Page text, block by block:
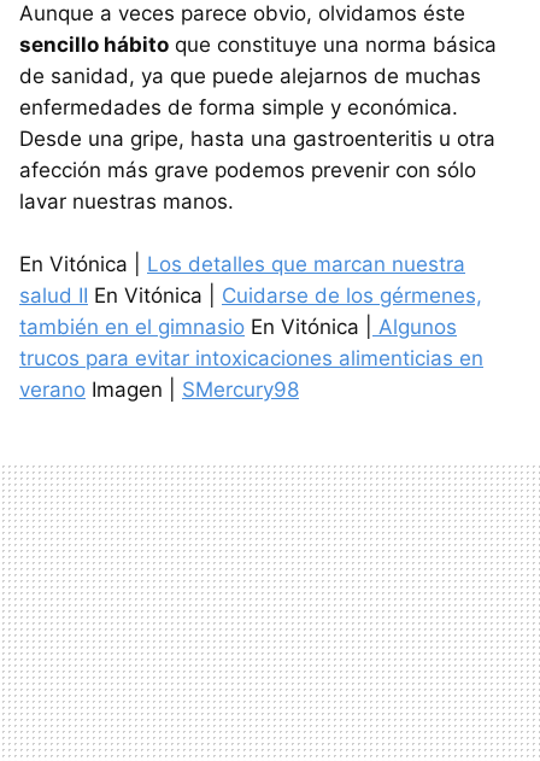
Aunque a veces parece obvio, olvidamos éste
sencillo hábito que constituye una norma básica
de sanidad, ya que puede alejarnos de muchas
enfermedades de forma simple y económica.
Desde una gripe, hasta una gastroenteritis u otra
afección más grave podemos prevenir con sólo
lavar nuestras manos.
En Vitónica | Los detalles que marcan nuestra
salud II En Vitónica | Cuidarse de los gérmenes,
también en el gimnasio En Vitónica |
Algunos
trucos para evitar intoxicaciones alimenticias en
verano Imagen | SMercury98